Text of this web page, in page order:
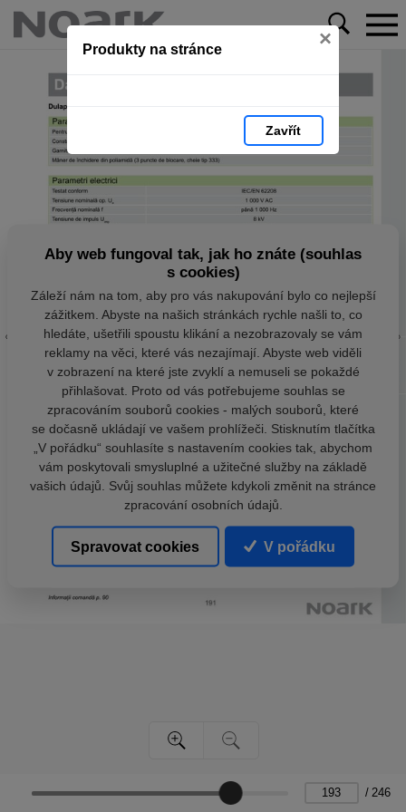
Produkty na stránce ×
Zavřít
/ 246
Aby web fungoval tak, jak ho znáte (souhlas
s cookies)
Záleží nám na tom, aby pro vás nakupování bylo co nejlepší
zážitkem. Abyste na našich stránkách rychle našli to, co
hledáte, ušetřili spoustu klikání a nezobrazovaly se vám
reklamy na věci, které vás nezajímají. Abyste web viděli
v zobrazení na které jste zvyklí a nemuseli se pokaždé
přihlašovat. Proto od vás potřebujeme souhlas se
zpracováním souborů cookies - malých souborů, které
se dočasně ukládají ve vašem prohlížeči. Stisknutím tlačítka
„V pořádku“ souhlasíte s nastavením cookies tak, abychom
vám poskytovali smysluplné a užitečné služby na základě
vašich údajů. Svůj souhlas můžete kdykoli změnit na stránce
zpracování osobních údajů.
Spravovat cookies V pořádku